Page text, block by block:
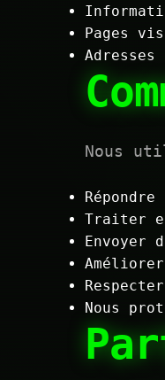
Pages
Nous
Traiter
Envoyer
Nous